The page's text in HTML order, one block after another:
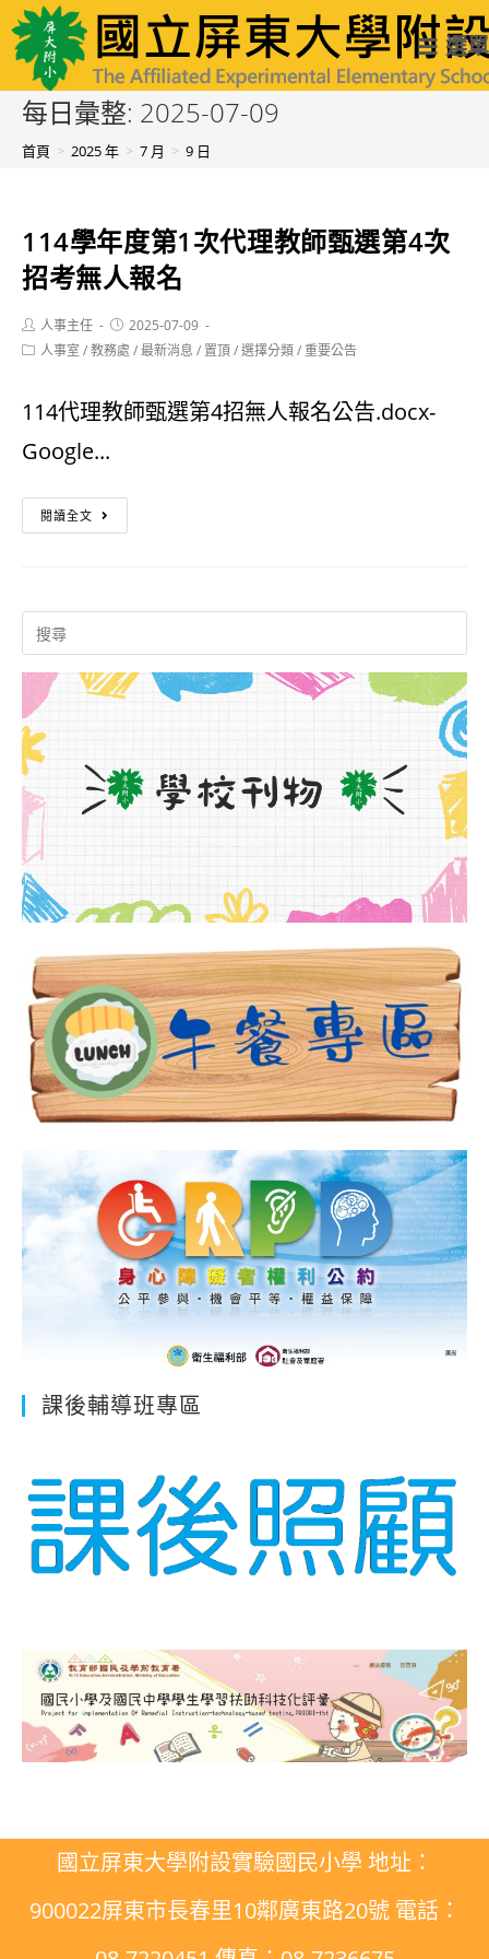
跳
轉
至
國立屏東大學附設實驗國民小學 選單
每日彙整: 2025-07-09
首頁 > 2025 年 > 7 月 > 9 日
114學年度第1次代理教師甄選第4次
招考無人報名
Post
author:
人事主任
Post
published:
2025-07-09
Post人事室 /教務處 /最新消息 / 置頂/選擇分類/重要公告
114代理教師甄選第4招無人報名公告.docx-
Google...
閱讀全文
第
代
師
選
第
4
次
考
無
人
報
Search
for:
課後輔導班專區
國立屏東大學附設實驗國民小學 地址：
900022屏東市長春里10鄰廣東路20號 電話：